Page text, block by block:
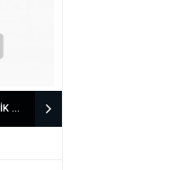
ÖZ ŞAHİN ELEKTRİK 05079435888 MERKEZEFENDİDE ELEKTRİKÇİ